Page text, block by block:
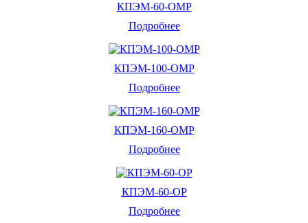
КПЭМ-60-ОМР
Подробнее
КПЭМ-100-ОМР
Подробнее
КПЭМ-160-ОМР
Подробнее
КПЭМ-60-ОР
Подробнее